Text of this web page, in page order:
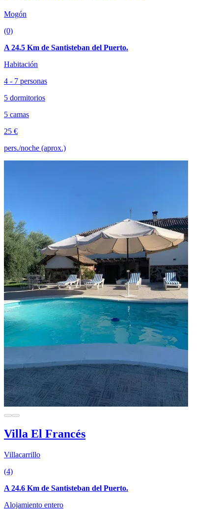
Mogón
(0)
A 24.5 Km de Santisteban del Puerto.
Habitación
4 - 7 personas
5 dormitorios
5 camas
25 €
pers./noche (aprox.)
Villa El Francés
Villacarrillo
(4)
A 24.6 Km de Santisteban del Puerto.
Alojamiento entero